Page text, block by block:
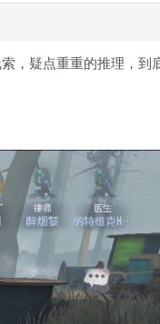
，疑点重重的推理，到